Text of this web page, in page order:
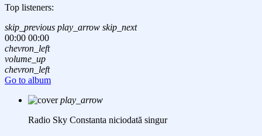
Top listeners:
skip_previous play_arrow skip_next
00:00 00:00
chevron_left
volume_up
chevron_left
Go to album
play_arrow
Radio Sky Constanta niciodată singur